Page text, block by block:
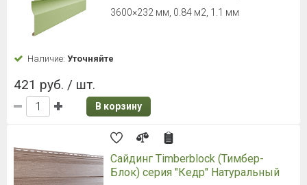
3600×232 мм, 0.84 м2, 1.1 мм
Наличие: Уточняйте
421 руб. / шт.
В корзину
Сайдинг Timberblock (Тимбер-
Блок) серия "Кедр" Натуральный